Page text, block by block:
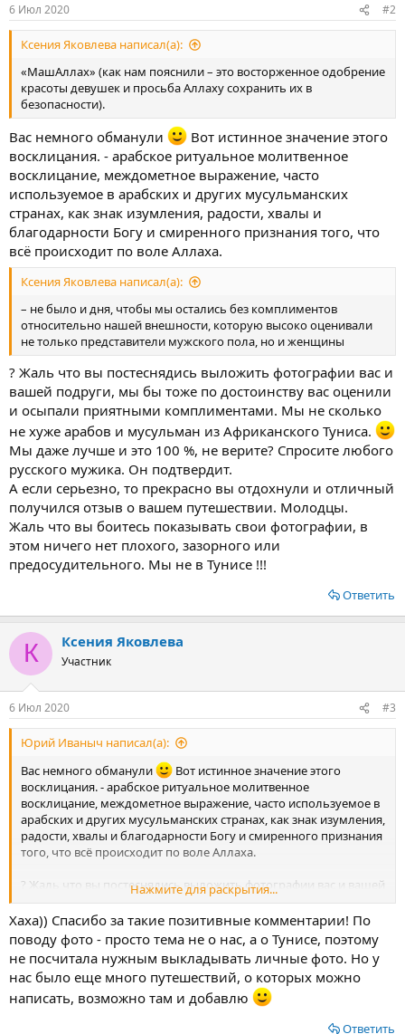
6 Июл 2020 #2
Ксения Яковлева написал(а):
«МашАллах» (как нам пояснили – это восторженное одобрение
красоты девушек и просьба Аллаху сохранить их в
безопасности).
Вас немного обманули
Вот истинное значение этого
восклицания. - арабское ритуальное молитвенное
восклицание, междометное выражение, часто
используемое в арабских и других мусульманских
странах, как знак изумления, радости, хвалы и
благодарности Богу и смиренного признания того, что
всё происходит по воле Аллаха.
Ксения Яковлева написал(а):
– не было и дня, чтобы мы остались без комплиментов
относительно нашей внешности, которую высоко оценивали
не только представители мужского пола, но и женщины
? Жаль что вы постеснядись выложить фотографии вас и
вашей подруги, мы бы тоже по достоинству вас оценили
и осыпали приятными комплиментами. Мы не сколько
не хуже арабов и мусульман из Африканского Туниса.
Мы даже лучше и это 100 %, не верите? Спросите любого
русского мужика. Он подтвердит.
А если серьезно, то прекрасно вы отдохнули и отличный
получился отзыв о вашем путешествии. Молодцы.
Жаль что вы боитесь показывать свои фотографии, в
этом ничего нет плохого, зазорного или
предосудительного. Мы не в Тунисе !!!
Ответить
К Ксения Яковлева
Участник
6 Июл 2020 #3
Юрий Иваныч написал(а):
Вас немного обманули
Вот истинное значение этого
восклицания. - арабское ритуальное молитвенное
восклицание, междометное выражение, часто используемое в
арабских и других мусульманских странах, как знак изумления,
радости, хвалы и благодарности Богу и смиренного признания
того, что всё происходит по воле Аллаха.
? Жаль что вы постеснядись выложить фотографии вас и вашей
подруги, мы бы тоже по достоинству вас оценили и осыпали
приятными комплиментами. Мы не сколько не хуже арабов и
мусульман из Африканского Туниса.
Мы даже лучше и это
100 %, не верите? Спросите любого русского мужика. Он
подтвердит.
А если серьезно, то прекрасно вы отдохнули и отличный
получился отзыв о вашем путешествии. Молодцы.
Нажмите для раскрытия...
Хаха)) Спасибо за такие позитивные комментарии! По
поводу фото - просто тема не о нас, а о Тунисе, поэтому
не посчитала нужным выкладывать личные фото. Но у
нас было еще много путешествий, о которых можно
написать, возможно там и добавлю
Ответить